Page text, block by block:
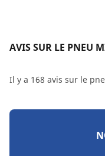
AVIS SUR LE PNEU
Il y a 168 avis sur le